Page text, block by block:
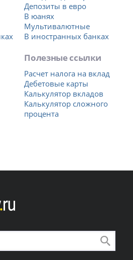
Депозиты в евро
В юанях
Мультивалютные
В иностранных банках
Полезные ссылки
Расчет налога на вклад
Дебетовые карты
Калькулятор вкладов
Калькулятор сложного
процента